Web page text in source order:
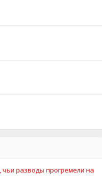
чьи разводы прогремели на